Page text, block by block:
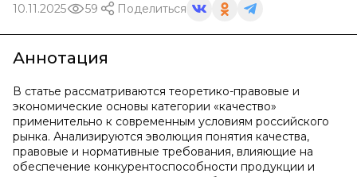
10.11.2025 59 Поделиться
Аннотация
В статье рассматриваются теоретико-правовые и
экономические основы категории «качество»
применительно к современным условиям российского
рынка. Анализируются эволюция понятия качества,
правовые и нормативные требования, влияющие на
обеспечение конкурентоспособности продукции и